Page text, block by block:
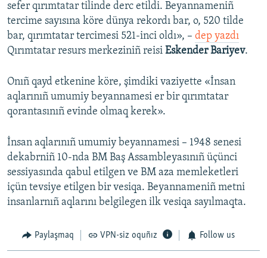
sefer qırımtatar tilinde derc etildi. Beyannameniñ
tercime sayısına köre dünya rekordı bar, o, 520 tilde
bar, qırımtatar tercimesi 521-inci oldı», – dep yazdı
Qırımtatar resurs merkeziniñ reisi Eskender Bariyev.
Onıñ qayd etkenine köre, şimdiki vaziyette «İnsan
aqlarınıñ umumiy beyannamesi er bir qırımtatar
qorantasınıñ evinde olmaq kerek».
İnsan aqlarınıñ umumiy beyannamesi – 1948 senesi
dekabrniñ 10-nda BM Baş Assambleyasınıñ üçünci
sessiyasında qabul etilgen ve BM aza memleketleri
içün tevsiye etilgen bir vesiqa. Beyannameniñ metni
insanlarnıñ aqlarını belgilegen ilk vesiqa sayılmaqta.
Paylaşmaq VPN-siz oquñız Follow us